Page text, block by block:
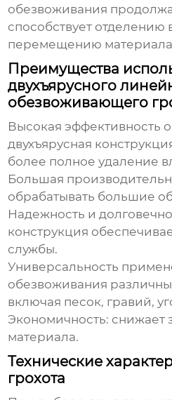
обезвоживания
способствует отделению
перемещению материала
Преимущества
двухъярусного
обезвоживающего
Высокая эффективность
двухъярусная
более полное удаление
Большая
обрабатывать большие
Надежность и
конструкция
службы.
Универсальность
обезвоживания
включая песок, гравий,
Экономичность: снижает
материала.
Технические
грохота